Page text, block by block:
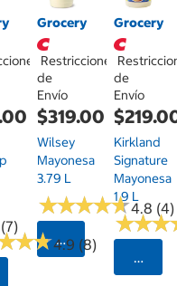
Postal
★★
★★4.9 (8)
Código Postal
Grocery
Restricciones
de
Envío
$319.00
Wilsey
Mayonesa
3.79 L
★★★★★
★★★★★4.8 (4)
Seleccionar
Grocery
de
Envío
$219.00
Kirkland
Signature
Mayonesa
1.9 L
★★★
★★★